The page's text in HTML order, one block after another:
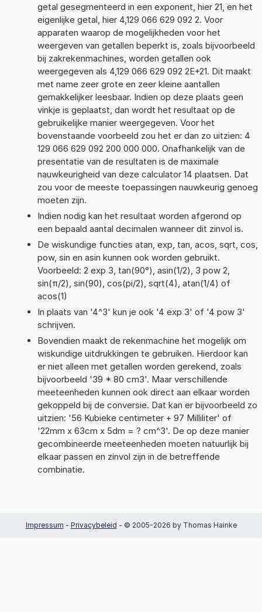
getal gesegmenteerd in een exponent, hier 21, en het
eigenlijke getal, hier 4,129 066 629 092 2. Voor
apparaten waarop de mogelijkheden voor het
weergeven van getallen beperkt is, zoals bijvoorbeeld
bij zakrekenmachines, worden getallen ook
weergegeven als 4,129 066 629 092 2E+21. Dit maakt
met name zeer grote en zeer kleine aantallen
gemakkelijker leesbaar. Indien op deze plaats geen
vinkje is geplaatst, dan wordt het resultaat op de
gebruikelijke manier weergegeven. Voor het
bovenstaande voorbeeld zou het er dan zo uitzien: 4
129 066 629 092 200 000 000. Onafhankelijk van de
presentatie van de resultaten is de maximale
nauwkeurigheid van deze calculator 14 plaatsen. Dat
zou voor de meeste toepassingen nauwkeurig genoeg
moeten zijn.
Indien nodig kan het resultaat worden afgerond op
een bepaald aantal decimalen wanneer dit zinvol is.
De wiskundige functies atan, exp, tan, acos, sqrt, cos,
pow, sin en asin kunnen ook worden gebruikt.
Voorbeeld: 2 exp 3, tan(90°), asin(1/2), 3 pow 2,
sin(π/2), sin(90), cos(pi/2), sqrt(4), atan(1/4) of
acos(1)
In plaats van '4^3' kun je ook '4 exp 3' of '4 pow 3'
schrijven.
Bovendien maakt de rekenmachine het mogelijk om
wiskundige uitdrukkingen te gebruiken. Hierdoor kan
er niet alleen met getallen worden gerekend, zoals
bijvoorbeeld '39 * 80 cm3'. Maar verschillende
meeteenheden kunnen ook direct aan elkaar worden
gekoppeld bij de conversie. Dat kan er bijvoorbeeld zo
uitzien: '56 Kubieke centimeter + 97 Milliliter' of
'22mm x 63cm x 5dm = ? cm^3'. De op deze manier
gecombineerde meeteenheden moeten natuurlijk bij
elkaar passen en zinvol zijn in de betreffende
combinatie.
Impressum - Privacybeleid - © 2005-2026 by Thomas Hainke